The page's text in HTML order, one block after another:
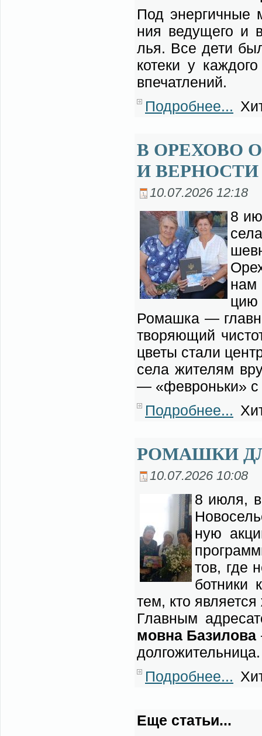
Под энер­гич­ные
ния ве­ду­ще­го и
лья. Все де­ти
ко­те­ки у
впе­чат­ле­ний.
Подробнее...
В ОРЕХОВО
И
10.07.2026 12:18
8
нам
цию
Ро­маш­ка —
тво­ря­ю­щий
цве­ты ста­ли
се­ла жи­те­лям
— «фев­ронь­ки»
Подробнее...
РОМАШКИ
10.07.2026 10:08
8 июля,
ную
тов, где
бот­ни­ки
тем, кто
Глав­ным
мов­на Ба­зи­ло­ва
дол­го­жи­тель­ни­ца.
Подробнее...
Еще статьи...